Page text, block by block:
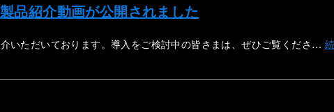
品紹介動画が公開されました
いただいております。導入をご検討中の皆さまは、ぜひご覧くださ…